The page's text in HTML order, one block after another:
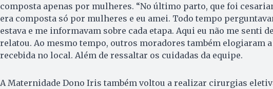
composta apenas por mulheres. “No último parto, que foi
era composta só por mulheres e eu amei. Todo tempo
estava e me informavam sobre cada etapa. Aqui eu não me senti
relatou. Ao mesmo tempo, outros moradores também elogiaram
recebida no local. Além de ressaltar os cuidadas da equipe.
A Maternidade Dono Iris também voltou a realizar cirurgias